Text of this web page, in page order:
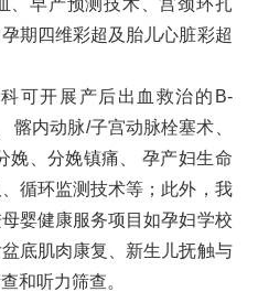
期四维彩超及胎儿心脏彩超
可开展产后出血救治的B-
髂内动脉/子宫动脉栓塞术、
娩、分娩镇痛、 孕产妇生命
循环监测技术等；此外，我
婴健康服务项目如孕妇学校
底肌肉康复、新生儿抚触与
和听力筛查。